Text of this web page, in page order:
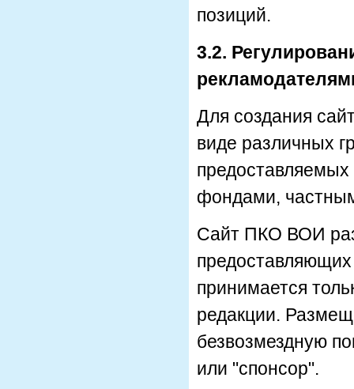
позиций.
3.2.
Для создания
виде различных
фондами,
Сайт ПКО ВОИ
предоставляющих
принимается
редакции.
безвозмездную
или "спонсор".